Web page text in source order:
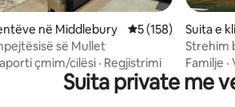
5, 104 vlerësime
në Middlebury Vlerësimi mesatar
5 (158)
së Mullet
çmim/cilësi · Regjistrimi
Suita e
rt
Strehim
Familje ·
Suita private me